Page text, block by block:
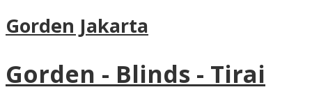
Gorden Jakarta
Gorden - Blinds - Tirai